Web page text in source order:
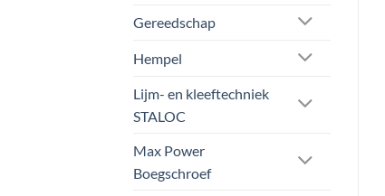
Gereedschap
Hempel
Lijm- en kleeftechniek
STALOC
Max Power
Boegschroef